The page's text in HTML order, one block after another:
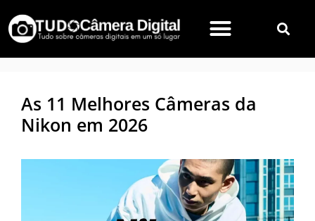
As 11 Melhores Câmeras da
Nikon em 2026